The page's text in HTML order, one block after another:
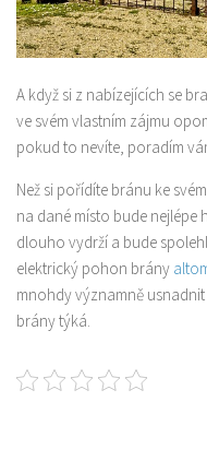
A když si z nabízejících se
ve svém vlastním zájmu
pokud to nevíte, poradím
Než si pořídíte bránu ke
na dané místo bude nejlépe
dlouho vydrží a bude
elektrický pohon brány
mnohdy významně
brány týká.